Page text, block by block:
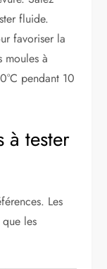
fluide.
favoriser la
moules à
pendant 10
à tester
Les
les